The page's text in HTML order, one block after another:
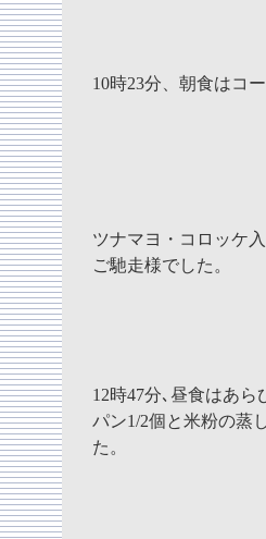
10時23分、朝食はコ
ツナマヨ・コロッケ
ご馳走様でした。
12時47分､昼食はあ
パン1/2個と米粉の蒸
た。